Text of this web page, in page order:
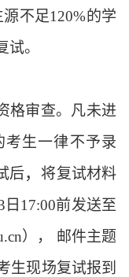
不足120%的学
。
格审查。 凡未进
生一律不予录
后， 将复试材料
日 17:00前发送至
）， 邮件主题
生现场复试报到